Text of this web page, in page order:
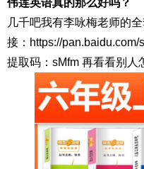
几千吧我有李咏梅老师的
接：https://
提取码：sMfm 再看看别人